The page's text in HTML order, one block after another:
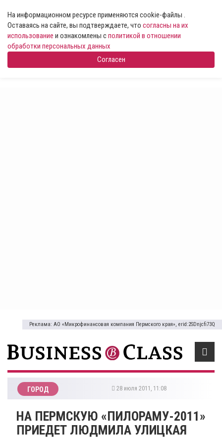
На информационном ресурсе применяются cookie-файлы .
Оставаясь на сайте, вы подтверждаете, что согласны на их
использование и ознакомлены сполитикой в отношении
обработки персональных данных
Согласен
Реклама: АО «Микрофинансовая компания Пермского края», erid:2SDnjcfi73Q
ГОРОД 28 июля 2011, 11:08
НА ПЕРМСКУЮ «ПИЛОРАМУ-2011»
ПРИЕДЕТ ЛЮДМИЛА УЛИЦКАЯ